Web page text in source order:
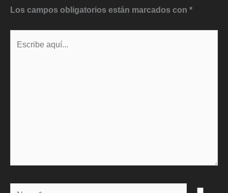
Los campos obligatorios están marcados con *
Name*